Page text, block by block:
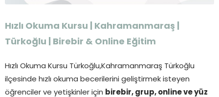
Hızlı Okuma Kursu | Kahramanmaraş |
Türkoğlu | Birebir & Online Eğitim
Hızlı Okuma Kursu Türkoğlu,Kahramanmaraş Türkoğlu
ilçesinde hızlı okuma becerilerini geliştirmek isteyen
öğrenciler ve yetişkinler için birebir, grup, online ve yüz